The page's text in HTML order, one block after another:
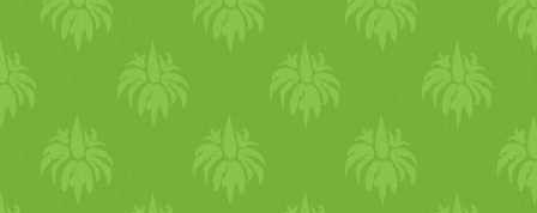
diót, majd keverd össze a
többi hozzávalóval. A mákos
töltelékbe kicsit több cukor